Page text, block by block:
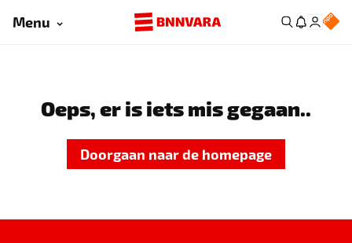
Menu
Oeps, er is iets mis gegaan..
Doorgaan naar de homepage